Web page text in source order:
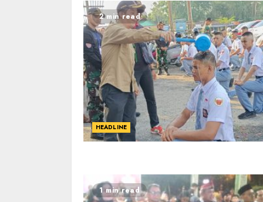
2 min read
HEADLINE
1 min read